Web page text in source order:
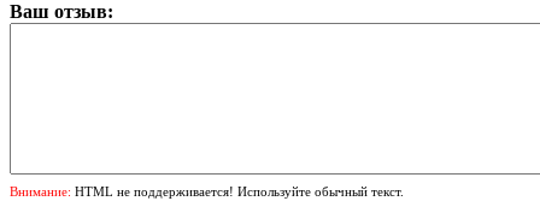
Ваш отзыв:
Внимание: HTML не поддерживается! Используйте обычный текст.